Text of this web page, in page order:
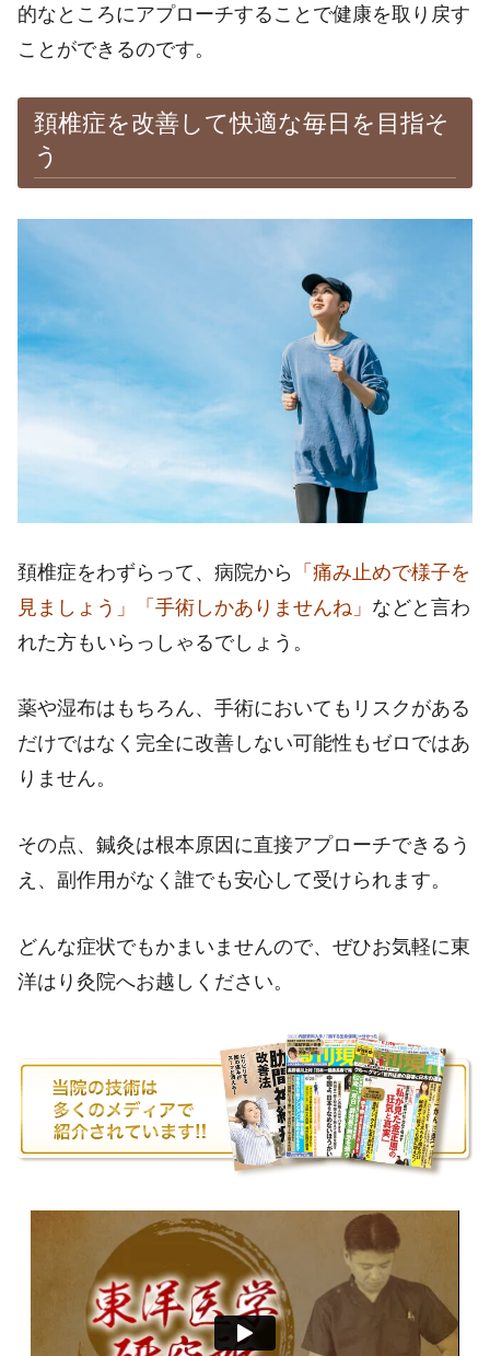
的なところにアプローチすることで健康を取り戻す
ことができるのです。
頚椎症を改善して快適な毎日を目指そ
う
頚椎症をわずらって、病院から
「痛み止めで様子を
見ましょう」「手術しかありませんね」 などと言わ
れた方もいらっしゃるでしょう。
薬や湿布はもちろん、手術においてもリスクがある
だけではなく完全に改善しない可能性もゼロではあ
りません。
その点、鍼灸は根本原因に直接アプローチできるう
え、副作用がなく誰でも安心して受けられます。
どんな症状でもかまいませんので、ぜひお気軽に東
洋はり灸院へお越しください。